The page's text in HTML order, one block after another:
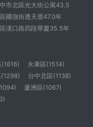
市北區光大街公寓43.5
國強街透天厝47.0年
漢口路四段華廈35.5年
永康區(1514)
台中北區(1138)
蘆洲區(1067)